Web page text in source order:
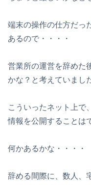
端末の操作の仕方だっ
あるので・・・・
営業所の運営を辞めた
かな？と考えていまし
こういったネット上で
情報を公開することは
何かあるかな・・・・
辞める間際に、数人、